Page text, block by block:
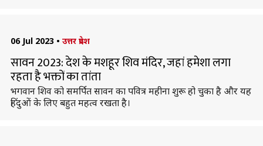
06 Jul 2023 • उत्तर प्रदेश
सावन 2023: देश के मशहूर शिव मंदिर, जहां हमेशा लगा
रहता है भक्तों का तांता
भगवान शिव को समर्पित सावन का पवित्र महीना शुरू हो चुका है और यह
हिंदुओं के लिए बहुत महत्व रखता है।